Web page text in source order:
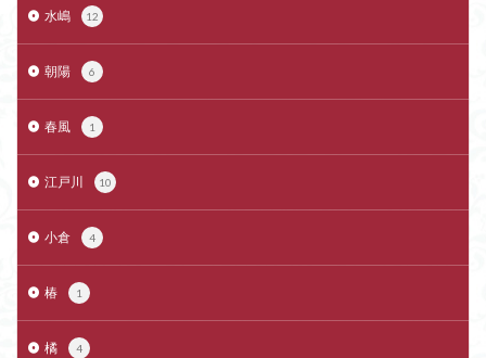
水嶋 12
朝陽 6
春風 1
江戸川 10
小倉 4
椿 1
橘 4